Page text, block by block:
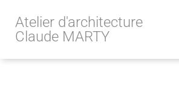
Atelier d'architecture
Claude MARTY